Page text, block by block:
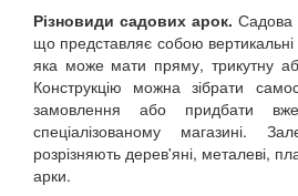
Різновиди садових арок.Садова
що представляє собою
яка може мати пряму, трикутну
Конструкцію можна зібрати
замовлення або придбати
спеціалізованому магазині.
розрізняють дерев'яні, металеві,
арки.